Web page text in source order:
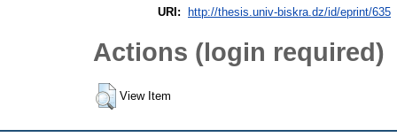
URI:
http://thesis.univ-biskra.dz/id/eprint/635
Actions (login required)
View Item